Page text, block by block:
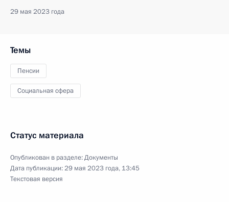
29 мая 2023 года
Темы
Пенсии
Социальная сфера
Статус материала
Опубликован в разделе:Документы
Дата публикации:29 мая 2023 года, 13:45
Текстовая версия